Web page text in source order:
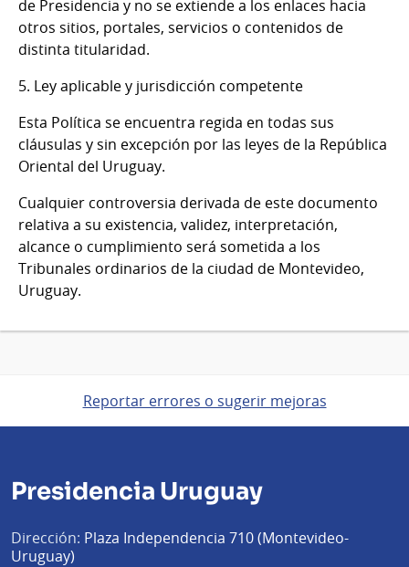
de Presidencia y no se extiende a los enlaces hacia
otros sitios, portales, servicios o contenidos de
distinta titularidad.
5. Ley aplicable y jurisdicción competente
Esta Política se encuentra regida en todas sus
cláusulas y sin excepción por las leyes de la República
Oriental del Uruguay.
Cualquier controversia derivada de este documento
relativa a su existencia, validez, interpretación,
alcance o cumplimiento será sometida a los
Tribunales ordinarios de la ciudad de Montevideo,
Uruguay.
Reportar errores o sugerir mejoras
Presidencia Uruguay
Dirección: Plaza Independencia 710 (Montevideo-
Uruguay)